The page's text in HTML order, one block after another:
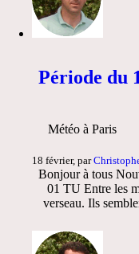
Période du
Météo à Paris
18 février, par
Bonjour à tous
01 TU Entre les
verseau. Ils